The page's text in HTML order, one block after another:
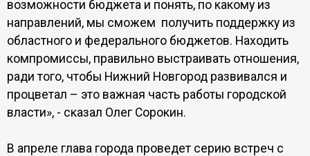
возможности бюджета и понять, по какому из
направлений, мы сможем получить поддержку из
областного и федерального бюджетов. Находить
компромиссы, правильно выстраивать отношения,
ради того, чтобы Нижний Новгород развивался и
процветал – это важная часть работы городской
власти», - сказал Олег Сорокин.
В апреле глава города проведет серию встреч с